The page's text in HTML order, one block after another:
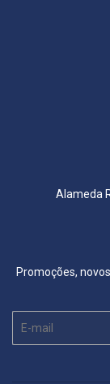
Alameda
Promoções,
E-